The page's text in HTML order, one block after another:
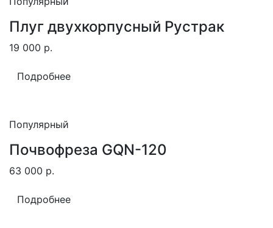
Плуг двухкорпусный Рустрак
19 000 р.
Подробнее
Популярный
Почвофреза GQN-120
63 000 р.
Подробнее